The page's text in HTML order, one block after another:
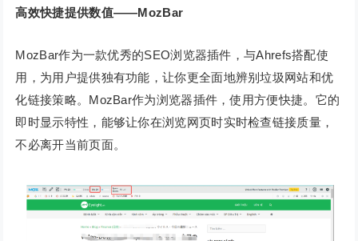
高效快捷提供数值——MozBar
MozBar作为一款优秀的SEO浏览器插件，与Ahrefs搭配使
用，为用户提供独有功能，让你更全面地辨别垃圾网站和优
化链接策略。MozBar作为浏览器插件，使用方便快捷。它的
即时显示特性，能够让你在浏览网页时实时检查链接质量，
不必离开当前页面。